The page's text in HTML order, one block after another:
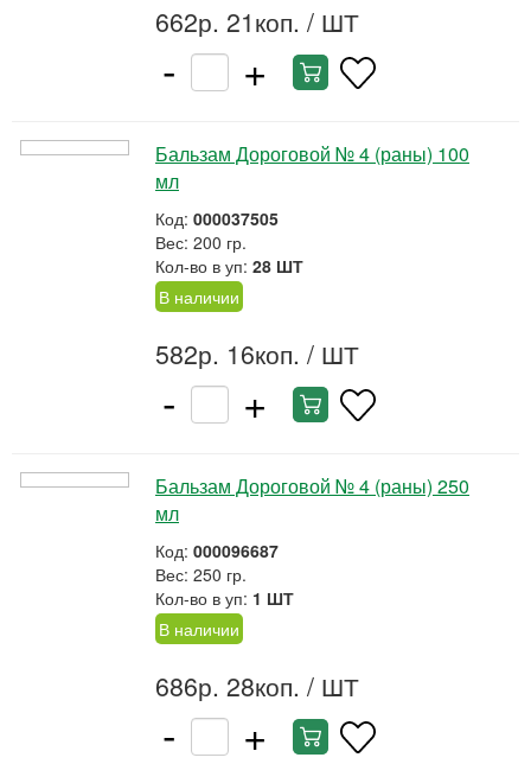
662р. 21коп. / ШТ
- +
Бальзам Дороговой № 4 (раны) 100
мл
Код: 000037505
Вес: 200 гр.
Кол-во в уп: 28 ШТ
В наличии
582р. 16коп. / ШТ
- +
Бальзам Дороговой № 4 (раны) 250
мл
Код: 000096687
Вес: 250 гр.
Кол-во в уп: 1 ШТ
В наличии
686р. 28коп. / ШТ
- +